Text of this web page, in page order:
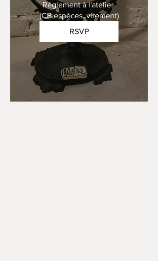
Réglement à l'atelier
(CB,espèces, virement)
RSVP